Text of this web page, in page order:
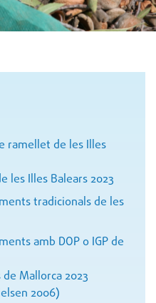
ramellet de les Illes
les Illes Balears 2023
tradicionals de les
amb DOP o IGP de
Mallorca 2023
2006)